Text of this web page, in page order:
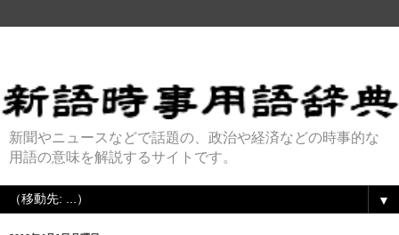
新聞やニュースなどで話題の、政治や経済などの時事的な
用語の意味を解説するサイトです。
▼